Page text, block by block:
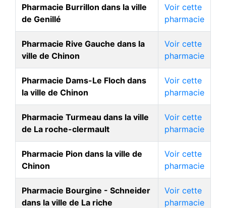
Pharmacie Burrillon dans la ville
de Genillé
Voir cette
pharmacie
Pharmacie Rive Gauche dans la
ville de Chinon
Voir cette
pharmacie
Pharmacie Dams-Le Floch dans
la ville de Chinon
Voir cette
pharmacie
Pharmacie Turmeau dans la ville
de La roche-clermault
Voir cette
pharmacie
Pharmacie Pion dans la ville de
Chinon
Voir cette
pharmacie
Pharmacie Bourgine - Schneider
dans la ville de La riche
Voir cette
pharmacie